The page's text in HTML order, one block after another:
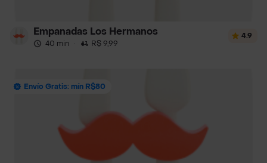
Empanadas Los Hermanos
40 min · R$ 9,99
4.9
Envío Gratis: mín R$80